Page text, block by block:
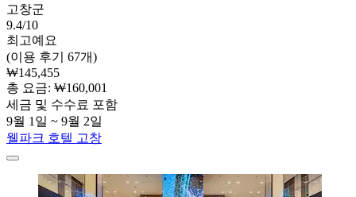
고창군
9.4/10
최고예요
(이용 후기 67개)
₩145,455
총 요금: ₩160,001
세금 및 수수료 포함
9월 1일 ~ 9월 2일
웰파크 호텔 고창